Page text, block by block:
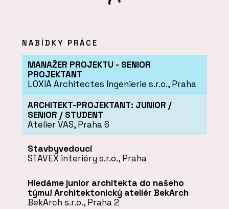
NABÍDKY PRÁCE
MANAŽER PROJEKTU - SENIOR
PROJEKTANT
LOXIA Architectes Ingenierie s.r.o., Praha
ARCHITEKT-PROJEKTANT: JUNIOR /
SENIOR / STUDENT
Atelier VAS, Praha 6
Stavbyvedoucí
STAVEX interiéry s.r.o., Praha
Hledáme junior architekta do našeho
týmu! Architektonický ateliér BekArch
BekArch s.r.o., Praha 2